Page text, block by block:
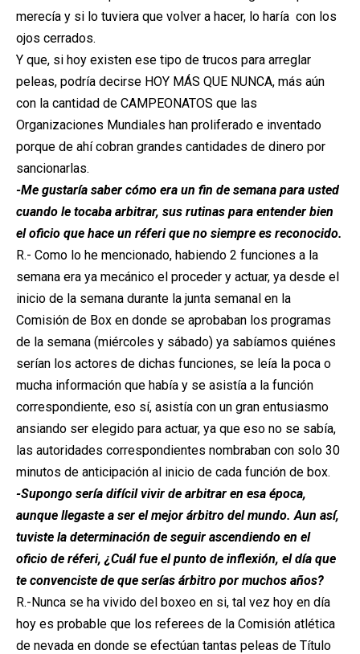
merecía y si lo tuviera que volver a hacer, lo haría con los
ojos cerrados.
Y que, si hoy existen ese tipo de trucos para arreglar
peleas, podría decirse HOY MÁS QUE NUNCA, más aún
con la cantidad de CAMPEONATOS que las
Organizaciones Mundiales han proliferado e inventado
porque de ahí cobran grandes cantidades de dinero por
sancionarlas.
-Me gustaría saber cómo era un fin de semana para usted
cuando le tocaba arbitrar, sus rutinas para entender bien
el oficio que hace un réferi que no siempre es reconocido.
R.- Como lo he mencionado, habiendo 2 funciones a la
semana era ya mecánico el proceder y actuar, ya desde el
inicio de la semana durante la junta semanal en la
Comisión de Box en donde se aprobaban los programas
de la semana (miércoles y sábado) ya sabíamos quiénes
serían los actores de dichas funciones, se leía la poca o
mucha información que había y se asistía a la función
correspondiente, eso sí, asistía con un gran entusiasmo
ansiando ser elegido para actuar, ya que eso no se sabía,
las autoridades correspondientes nombraban con solo 30
minutos de anticipación al inicio de cada función de box.
-Supongo sería difícil vivir de arbitrar en esa época,
aunque llegaste a ser el mejor árbitro del mundo. Aun así,
tuviste la determinación de seguir ascendiendo en el
oficio de réferi, ¿Cuál fue el punto de inflexión, el día que
te convenciste de que serías árbitro por muchos años?
R.-Nunca se ha vivido del boxeo en si, tal vez hoy en día
hoy es probable que los referees de la Comisión atlética
de nevada en donde se efectúan tantas peleas de Título